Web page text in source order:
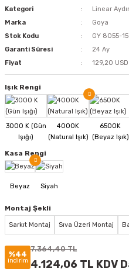
Kategori Linear
Marka
Goya
Stok Kodu
GY 8055-
Garanti Süresi
24 Ay
Fiyat
129,20
Işık Rengi
Kasa Rengi
Montaj Şekli
Sarkıt Montaj Sıva Üzeri Montaj
%44
indirim
7.364,40 TL
4.124,06 TL KDV